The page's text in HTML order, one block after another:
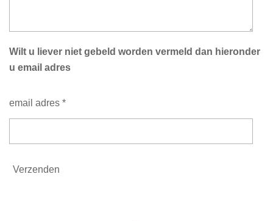
Wilt u liever niet gebeld worden vermeld dan hieronder
u email adres
email adres *
Verzenden